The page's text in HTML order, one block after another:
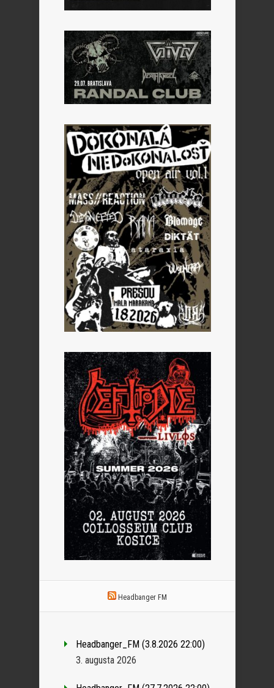
Headbanger FM
Headbanger_FM (3.8.2026 22:00)
3. augusta 2026